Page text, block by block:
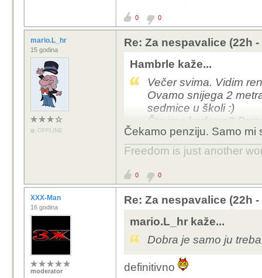
0 0
mario.L_hr
15 godina
OFFLINE
Re: Za nespavalice (22h -
Hambrle kaže...
Večer svima. Vidim
Ovamo snijega 2
sedmice u školi :)
Šta ima kod vas?
Čekamo penziju. Samo mi
Freedom is just another
0 0
XXX-Man
16 godina
moderator
Re: Za nespavalice (22h -
mario.L_hr kaže...
Dobra je samo ju
definitivno